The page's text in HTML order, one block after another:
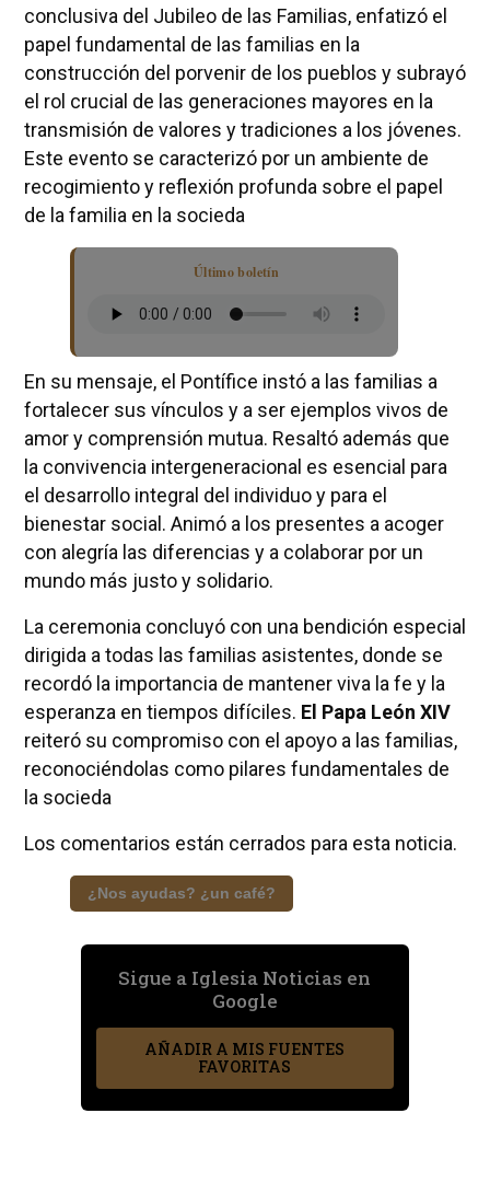
conclusiva del Jubileo de las Familias, enfatizó el
papel fundamental de las familias en la
construcción del porvenir de los pueblos y subrayó
el rol crucial de las generaciones mayores en la
transmisión de valores y tradiciones a los jóvenes.
Este evento se caracterizó por un ambiente de
recogimiento y reflexión profunda sobre el papel
de la familia en la socieda
Último boletín
En su mensaje, el Pontífice instó a las familias a
fortalecer sus vínculos y a ser ejemplos vivos de
amor y comprensión mutua. Resaltó además que
la convivencia intergeneracional es esencial para
el desarrollo integral del individuo y para el
bienestar social. Animó a los presentes a acoger
con alegría las diferencias y a colaborar por un
mundo más justo y solidario.
La ceremonia concluyó con una bendición especial
dirigida a todas las familias asistentes, donde se
recordó la importancia de mantener viva la fe y la
esperanza en tiempos difíciles. El Papa León XIV
reiteró su compromiso con el apoyo a las familias,
reconociéndolas como pilares fundamentales de
la socieda
Los comentarios están cerrados para esta noticia.
¿Nos ayudas? ¿un café?
Sigue a Iglesia Noticias en
Google
AÑADIR A MIS FUENTES
FAVORITAS